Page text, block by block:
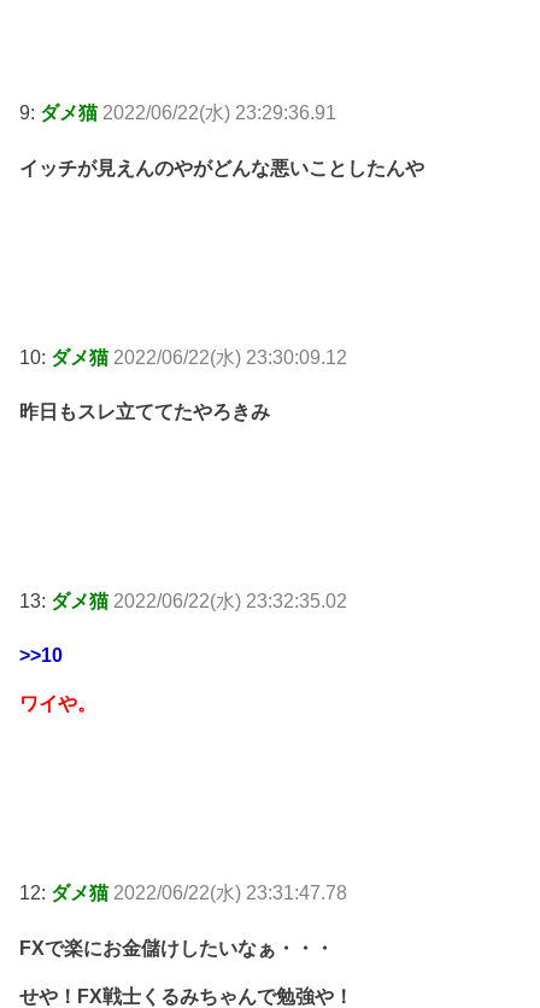
9: ダメ猫 2022/06/22(水) 23:29:36.91
イッチが見えんのやがどんな悪いことしたんや
10: ダメ猫 2022/06/22(水) 23:30:09.12
昨日もスレ立ててたやろきみ
13: ダメ猫 2022/06/22(水) 23:32:35.02
>>10
ワイや。
12: ダメ猫 2022/06/22(水) 23:31:47.78
FXで楽にお金儲けしたいなぁ・・・
せや！FX戦士くるみちゃんで勉強や！